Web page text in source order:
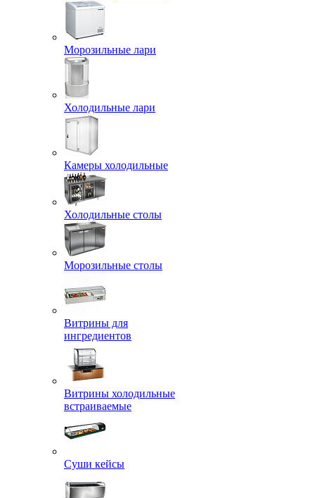
Морозильные лари
Холодильные лари
Камеры холодильные
Холодильные столы
Морозильные столы
Витрины для
ингредиентов
Витрины холодильные
встраиваемые
Суши кейсы